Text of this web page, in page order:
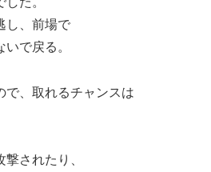
し、前場で
で戻る。
で、取れるチャンスは
されたり、